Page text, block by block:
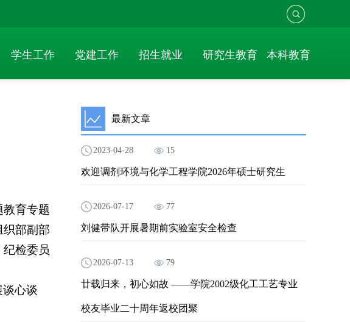
学生工作 党建工作 招生就业 研究生教育 本科教育
教育专题
织部副部
检委员
心谈
最新文章
2023-04-28 15
欢迎调剂环境与化学工程学院2026年硕士研究生
2026-07-17 77
刘健带队开展暑期前实验室安全检查
2026-07-13 79
廿载归来，初心如故 ——学院2002级化工工艺专业
校友毕业二十周年返校团聚